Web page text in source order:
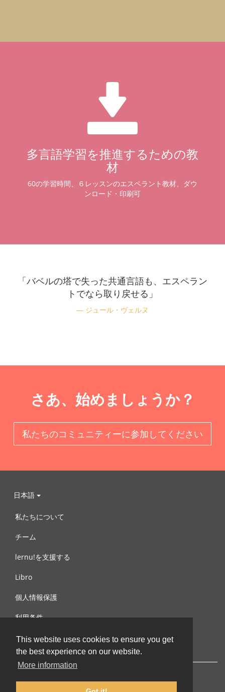
This website uses cookies to ensure you get
the best experience on our website.
More information
多言語学習を推進するための教
材
60の学習時間、６レッスンのエスペラント教材、ダウ
ンロード・印刷可
「バベルの塔で失った共通言語も、エスペラン
トでなら取り戻せる」
ジュール・ヴェルヌ
さあ、始めましょうか？
私たちのコミュニティーに参加してください
日本語
私たちについて
チーム
lernu!を支援する
Libro
個人情報保護
利用条件
お問合せ